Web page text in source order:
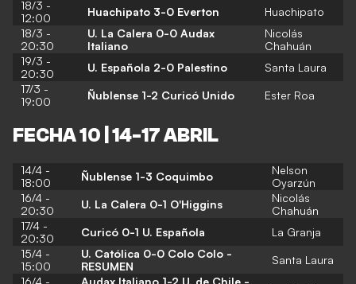
18/3 -
12:00
Huachipato 3-0 Everton
Huachipato
18/3 -
20:30
U. La Calera 0-0 Audax
Italiano
Nicolás
Chahuán
19/3 -
20:30
U. Española 2-0 Palestino
Santa Laura
17/3 -
19:00
Ñublense 1-2 Curicó Unido Ester Roa
FECHA 10 | 14-17 ABRIL
14/4 -
18:00
Ñublense 1-3 Coquimbo
Nelson
Oyarzún
16/4 -
20:30
U. La Calera 0-1 O'Higgins
Nicolás
Chahuán
17/4 -
20:30
Curicó 0-1 U. Española
La Granja
15/4 -
15:00
U. Católica 0-0 Colo Colo -
RESUMEN
Santa Laura
16/4 -
Audax Italiano 1-2 U. de Chile -